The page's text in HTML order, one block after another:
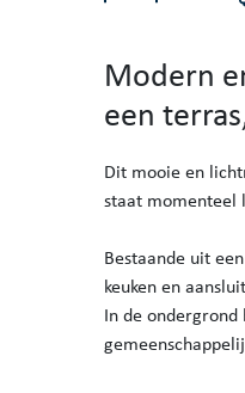
Modern
een
Dit mooie en
staat momenteel
Bestaande uit
keuken en
In de